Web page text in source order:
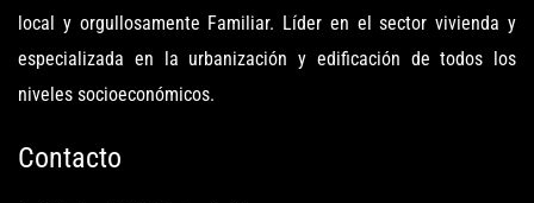
local y orgullosamente Familiar. Líder en el sector vivienda y
especializada en la urbanización y edificación de todos los
niveles socioeconómicos.
Contacto